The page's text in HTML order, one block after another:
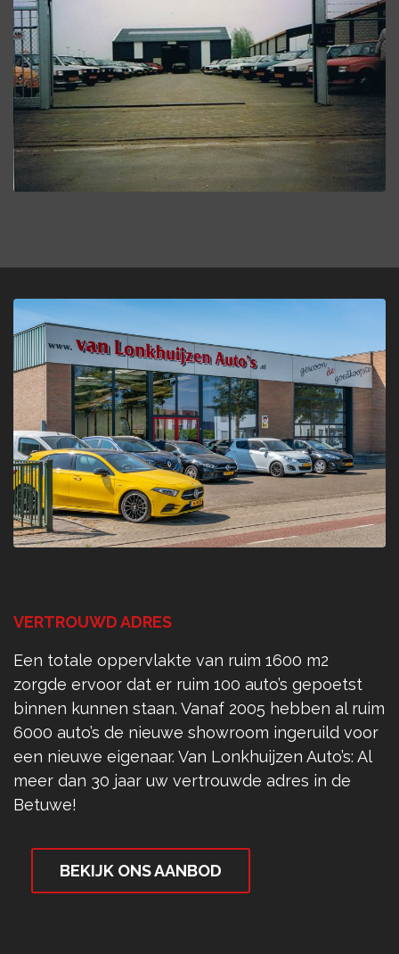
VERTROUWD ADRES
Een totale oppervlakte van ruim 1600 m2
zorgde ervoor dat er ruim 100 auto’s gepoetst
binnen kunnen staan. Vanaf 2005 hebben al ruim
6000 auto’s de nieuwe showroom ingeruild voor
een nieuwe eigenaar. Van Lonkhuijzen Auto’s: Al
meer dan 30 jaar uw vertrouwde adres in de
Betuwe!
BEKIJK ONS AANBOD